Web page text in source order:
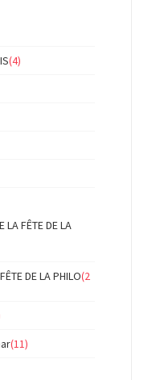
(4)
LA FÊTE DE LA
DE LA PHILO(2
(11)